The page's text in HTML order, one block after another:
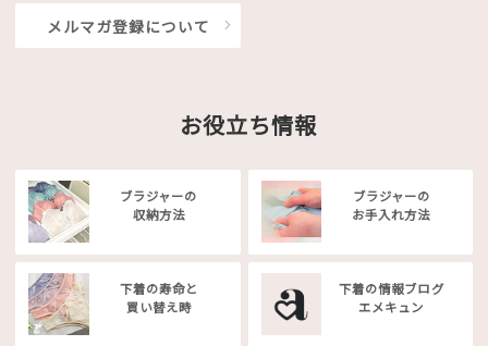
メルマガ登録について
お役立ち情報
ブラジャーの
収納方法
ブラジャーの
お手入れ方法
下着の寿命と
買い替え時
下着の情報ブログ
エメキュン